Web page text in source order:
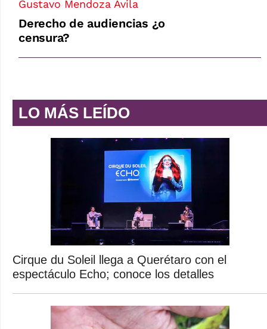
Gustavo Mendoza Ávila
Derecho de audiencias ¿o
censura?
LO MÁS LEÍDO
Cirque du Soleil llega a Querétaro con el
espectáculo Echo; conoce los detalles